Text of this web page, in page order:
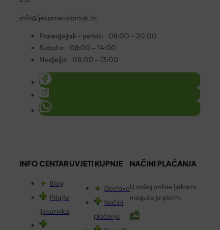
info@ljekarne-plantak.hr
Ponedjeljak - petak:
08:00 – 20:00
Subota:
08:00 – 14:00
Nedjelja:
08:00 – 13:00
INFO CENTAR
Blog
Pitajte
ljekarnika
UVJETI KUPNJE
Dostava
Načini
plaćanja
NAČINI PLAĆANJA
U našoj online ljekarni
moguće je platiti: